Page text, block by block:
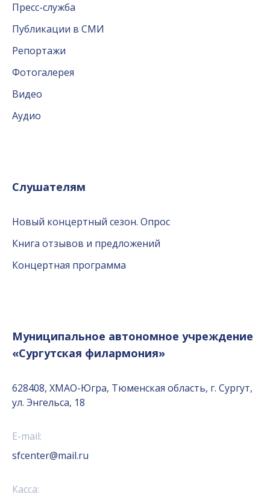
Пресс-служба
Публикации в СМИ
Репортажи
Фотогалерея
Видео
Аудио
Слушателям
Новый концертный сезон. Опрос
Книга отзывов и предложений
Концертная программа
Муниципальное автономное учреждение
«Сургутская филармония»
628408, ХМАО-Югра, Тюменская область, г. Сургут,
ул. Энгельса, 18
E-mail:
sfcenter@mail.ru
Касса: